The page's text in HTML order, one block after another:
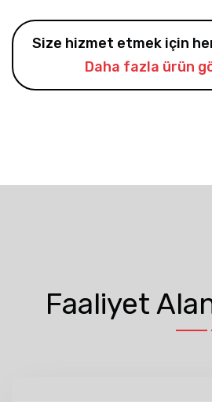
Size hizmet etmek için
Daha fazla ürün
Faaliyet